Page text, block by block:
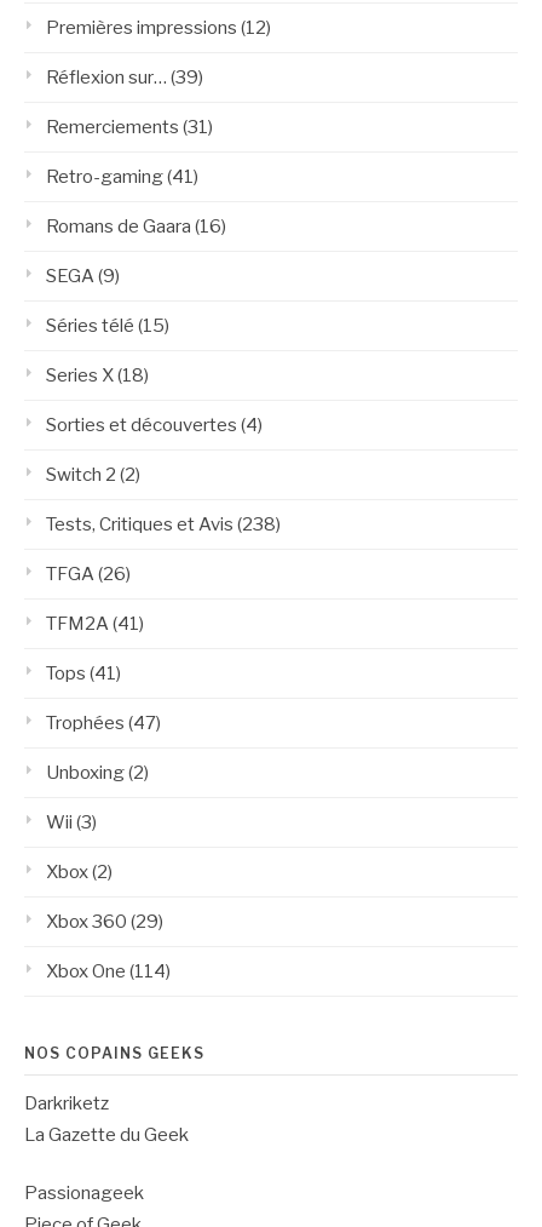
Premières impressions (12)
Réflexion sur… (39)
Remerciements (31)
Retro-gaming(41)
Romans de Gaara (16)
SEGA (9)
Séries télé (15)
Series X(18)
Sorties et découvertes (4)
Switch 2 (2)
Tests, Critiques et Avis (238)
TFGA (26)
TFM2A (41)
Tops (41)
Trophées (47)
Unboxing(2)
Wii (3)
Xbox(2)
Xbox 360 (29)
Xbox One (114)
NOS COPAINS GEEKS
Darkriketz
La Gazette du Geek
Passionageek